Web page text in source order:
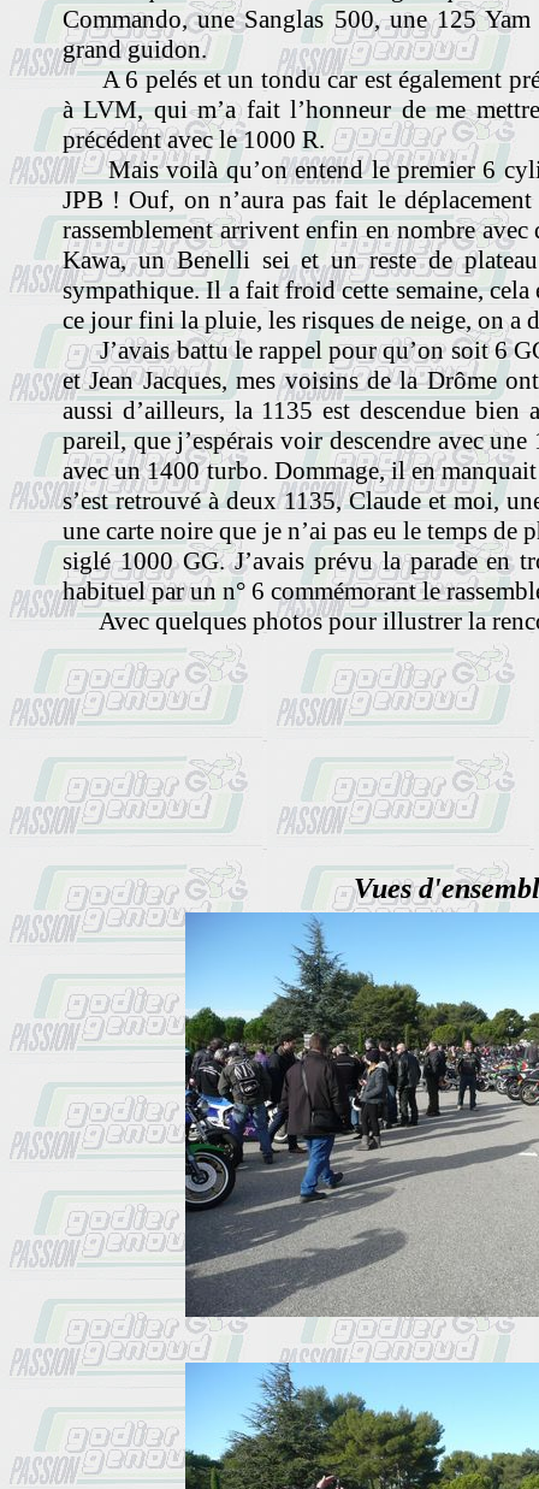
Commando, une Sanglas 500, une 125
grand guidon.
A 6 pelés et un tondu car est également
à LVM, qui m’a fait l’honneur de me
précédent avec le 1000 R.
Mais voilà qu’on entend le premier 6
JPB ! Ouf, on n’aura pas fait le
rassemblement arrivent enfin en nombre
Kawa, un Benelli sei et un reste de
sympathique. Il a fait froid cette semaine,
ce jour fini la pluie, les risques de neige, on a
J’avais battu le rappel pour qu’on soit 6
et Jean Jacques, mes voisins de la Drôme
aussi d’ailleurs, la 1135 est descendue
pareil, que j’espérais voir descendre avec
avec un 1400 turbo. Dommage, il en
s’est retrouvé à deux 1135, Claude et moi,
une carte noire que je n’ai pas eu le temps de
siglé 1000 GG. J’avais prévu la parade en
habituel par un n° 6 commémorant le
Avec quelques photos pour illustrer la
Vues